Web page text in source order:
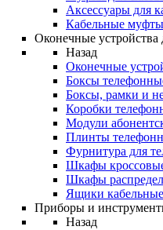
Аксессуары для
Кабельные муфты
Оконечные устройства
Назад
Оконечные
Боксы
Боксы, рамки и
Коробки
Модули
Плинты
Фурнитура для
Шкафы
Шкафы
Ящики кабельные
Приборы и
Назад